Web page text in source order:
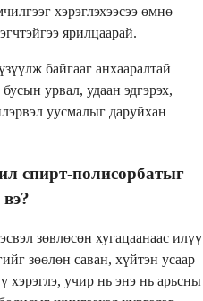
хэрэглэхээсээ өмнө
ярилцаарай.
байгааг анхааралтай
урвал, удаан эдгэрэх,
уусмалыг даруйхан
спирт-полисорбатыг
зөвлөсөн хугацаанаас илүү
зөөлөн саван, хүйтэн усаар
хэрэглэ, учир нь энэ нь арьсны